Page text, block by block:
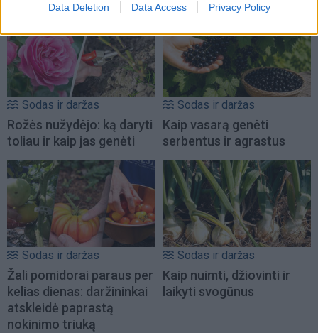
Data Deletion Data Access Privacy Policy
Sodas ir daržas
Rožės nužydėjo: ką daryti
toliau ir kaip jas genėti
Sodas ir daržas
Kaip vasarą genėti
serbentus ir agrastus
Sodas ir daržas
Žali pomidorai paraus per
kelias dienas: daržininkai
atskleidė paprastą
nokinimo triuką
Sodas ir daržas
Kaip nuimti, džiovinti ir
laikyti svogūnus